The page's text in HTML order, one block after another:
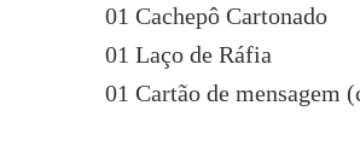
01 Cachepô Cartonado
01 Laço de Ráfia
01 Cartão de mensagem